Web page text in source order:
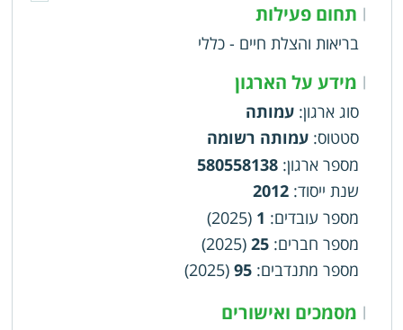
| תחום פעילות
בריאות והצלת חיים - כללי
| מידע על הארגון
סוג ארגון: עמותה
סטטוס: עמותה רשומה
מספר ארגון:
580558138
שנת ייסוד:
2012
מספר עובדים:
1
(2025)
מספר חברים:
25
(2025)
מספר מתנדבים:
95
(2025)
| מסמכים ואישורים